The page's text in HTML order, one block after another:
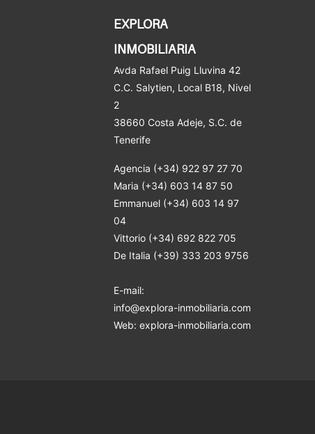
EXPLORA
INMOBILIARIA
Avda Rafael Puig Lluvina 42
C.C. Salytien, Local B18, Nivel
2
38660 Costa Adeje, S.C. de
Tenerife
Agencia (+34) 922 97 27 70
Maria (+34) 603 14 87 50
Emmanuel (+34) 603 14 97
04
Vittorio (+34) 692 822 705
De Italia (+39) 333 203 9756
E-mail:
info@explora-inmobiliaria.com
Web: explora-inmobiliaria.com